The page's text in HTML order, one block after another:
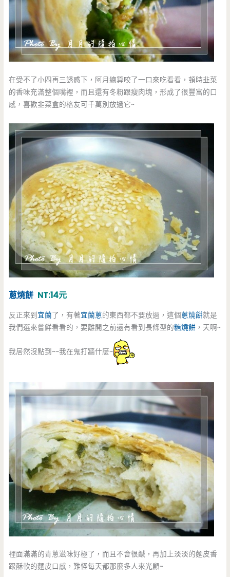
在受不了小四再三誘惑下，阿月總算咬了一口來吃看看，頓時韭菜
的香味充滿整個嘴裡，而且還有冬粉跟瘦肉塊，形成了很豐富的口
感，喜歡韭菜盒的格友可千萬別放過它~
蔥燒餅 NT:14元
反正來到宜蘭了，有著宜蘭蔥的東西都不要放過，這個蔥燒餅就是
我們選來嘗鮮看看的，要離開之前還有看到長條型的糖燒餅 ，天啊~
我居然沒點到~~我在鬼打牆什麼~
裡面滿滿的青蔥滋味好極了，而且不會很鹹，再加上淡淡的麵皮香
跟酥軟的麵皮口感，難怪每天都那麼多人來光顧~